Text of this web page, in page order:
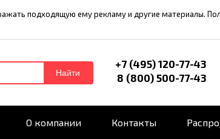
подходящую ему рекламу и другие материалы.
Найти
+7 (495) 120-77-43
8 (800) 500-77-43
О компании Контакты